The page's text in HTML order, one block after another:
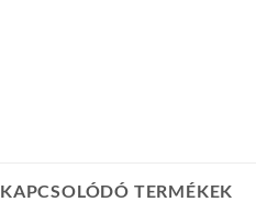
KAPCSOLÓDÓ TERMÉKEK